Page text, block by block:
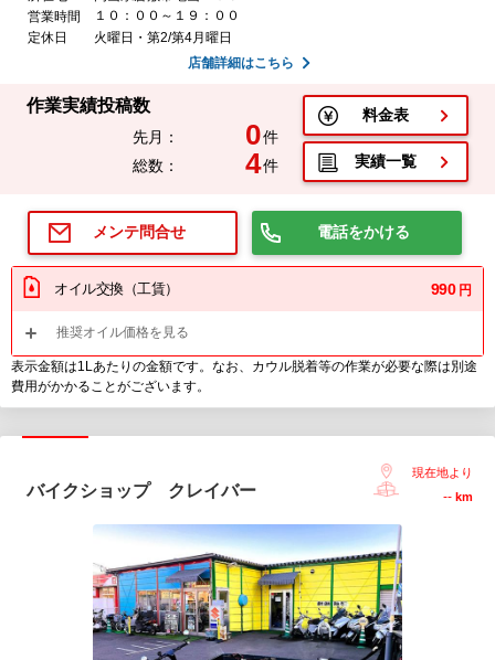
営業時間
１０：００～１９：００
定休日
火曜日・第2/第4月曜日
店舗詳細はこちら
作業実績投稿数
先月： 0件
総数：
4件
料金表
実績一覧
メンテ問合せ 電話をかける
オイル交換（工賃） 990 円
推奨オイル価格を見る
表示金額は1Lあたりの金額です。なお、カウル脱着等の作業が必要な際は別途
費用がかかることがございます。
バイクショップ クレイバー
現在地より
-- km